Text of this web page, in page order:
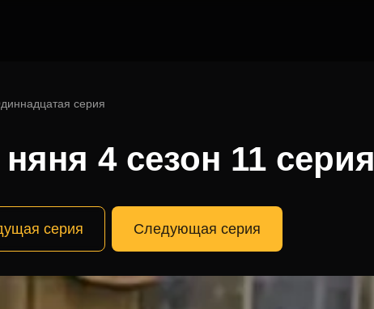
серия
4 сезон 11 серия
серия Следующая серия